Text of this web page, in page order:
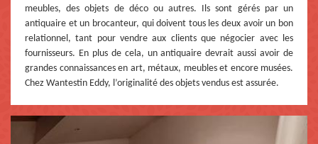
meubles, des objets de déco ou autres. Ils sont gérés par un
antiquaire et un brocanteur, qui doivent tous les deux avoir un bon
relationnel, tant pour vendre aux clients que négocier avec les
fournisseurs. En plus de cela, un antiquaire devrait aussi avoir de
grandes connaissances en art, métaux, meubles et encore musées.
Chez Wantestin Eddy, l’originalité des objets vendus est assurée.